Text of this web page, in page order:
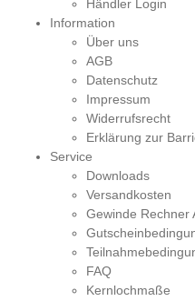
Händler Login
Information
Über uns
AGB
Datenschutz
Impressum
Widerrufsrecht
Erklärung zur
Service
Downloads
Versandkosten
Gewinde Rechner
FAQ
Kernlochmaße